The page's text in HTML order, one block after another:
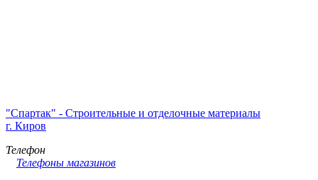
"Спартак" - Строительные и отделочные материалы
г. Киров
Телефон
Телефоны магазинов